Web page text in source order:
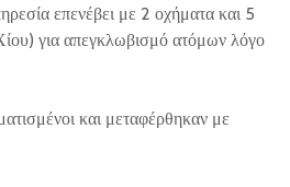
επενέβει με 2 οχήματα και 5
για απεγκλωβισμό ατόμων λόγο
και μεταφέρθηκαν με